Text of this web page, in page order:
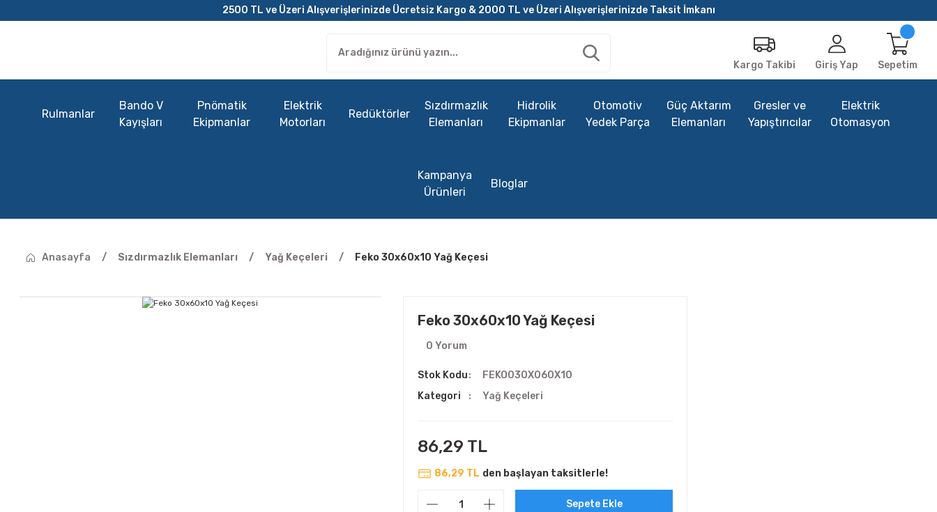
2500 TL ve Üzeri Alışverişlerinizde Ücretsiz Kargo & 2000 TL ve Üzeri Alışverişlerinizde Taksit İmkanı
Kargo Takibi Giriş Yap Sepetim
Rulmanlar
Bando V
Kayışları
Pnömatik
Ekipmanlar
Elektrik
Motorları
Redüktörler
Sızdırmazlık
Elemanları
Hidrolik
Ekipmanlar
Otomotiv
Yedek Parça
Güç Aktarım
Elemanları
Gresler ve
Yapıştırıcılar
Elektrik
Otomasyon
Kampanya
Ürünleri
Bloglar
Anasayfa Sızdırmazlık Elemanları Yağ Keçeleri Feko 30x60x10 Yağ Keçesi
Feko 30x60x10 Yağ Keçesi
0 Yorum
Stok Kodu
FEKO030X060X10
Kategori
Yağ Keçeleri
86,29 TL
86,29 TL den başlayan taksitlerle!
Sepete Ekle